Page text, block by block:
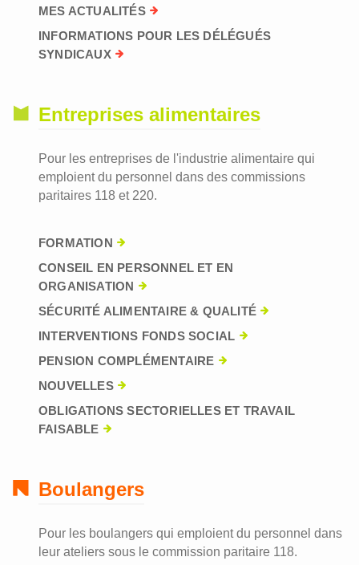
MES ACTUALITÉS
INFORMATIONS POUR LES DÉLÉGUÉS
SYNDICAUX
Entreprises alimentaires
Pour les entreprises de l'industrie alimentaire qui
emploient du personnel dans des commissions
paritaires 118 et 220.
FORMATION
CONSEIL EN PERSONNEL ET EN
ORGANISATION
SÉCURITÉ ALIMENTAIRE & QUALITÉ
INTERVENTIONS FONDS SOCIAL
PENSION COMPLÉMENTAIRE
NOUVELLES
OBLIGATIONS SECTORIELLES ET TRAVAIL
FAISABLE
Boulangers
Pour les boulangers qui emploient du personnel dans
leur ateliers sous le commission paritaire 118.